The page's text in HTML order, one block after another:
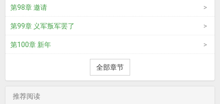
第98章 邀请
第99章 义军叛军罢了
第100章 新年
全部章节
推荐阅读